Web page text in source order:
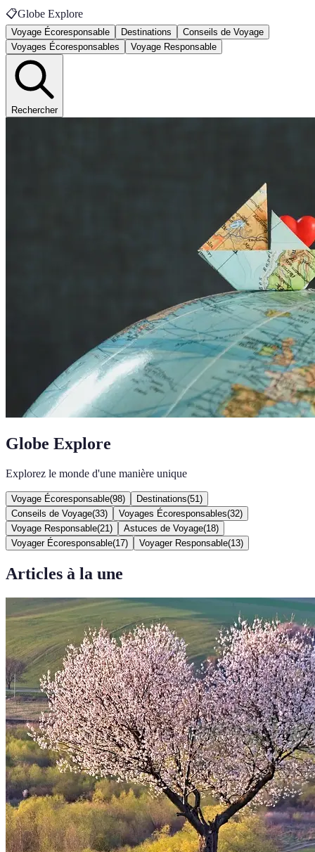
📋Globe Explore
Voyage Écoresponsable Destinations
Conseils de Voyage
Voyages Écoresponsables
Voyage Responsable
Rechercher
Globe Explore
Explorez le monde d'une manière unique
Voyage Écoresponsable(98) Destinations(51 )
Conseils de Voyage(33) Voyages Écoresponsables(32)
Voyage Responsable(21 ) Astuces de Voyage(18)
Voyager Écoresponsable(17) Voyager Responsable(13)
Articles à la une